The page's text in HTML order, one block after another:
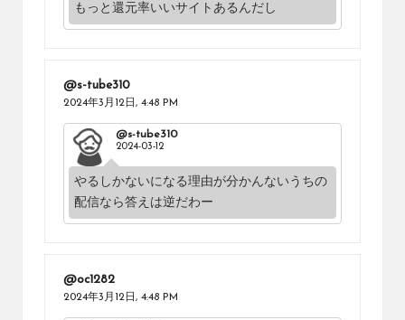
もっと還元率いいサイトあるんだし
@s-tube310
2024年3月12日, 4:48 PM
@s-tube310
2024-03-12
やるしかないになる理由が分かんないうちの
配信なら答えは逆だわー
@oc1282
2024年3月12日, 4:48 PM